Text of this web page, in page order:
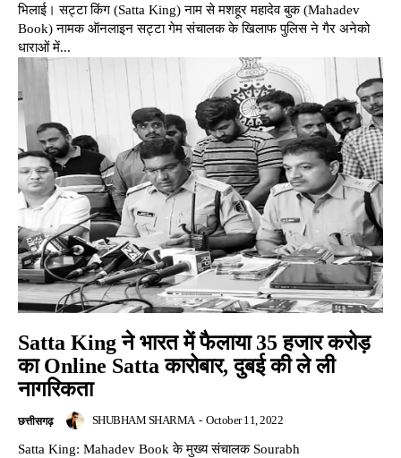
भिलाई। सट्टा किंग (Satta King) नाम से मशहूर महादेव बुक (Mahadev
Book) नामक ऑनलाइन सट्टा गेम संचालक के खिलाफ पुलिस ने गैर अनेको
धाराओं में...
Satta King ने भारत में फैलाया 35 हजार करोड़
का Online Satta कारोबार, दुबई की ले ली
नागरिकता
छत्तीसगढ़ SHUBHAM SHARMA - October 11, 2022
Satta King: Mahadev Book के मुख्य संचालक Sourabh